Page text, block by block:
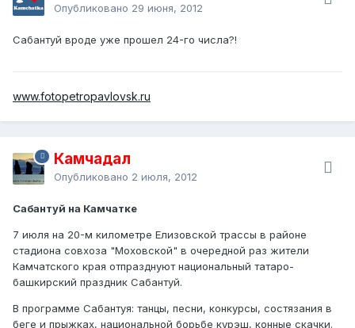
Опубликовано 29 июня, 2012
Сабантуй вроде уже прошел 24-го числа?!
www.fotopetropavlovsk.ru
Камчадал
Опубликовано 2 июля, 2012
Сабантуй на Камчатке
7 июля на 20-м километре Елизовской трассы в районе
стадиона совхоза "Моховской" в очередной раз жители
Камчатского края отпразднуют национальный татаро-
башкирский праздник Сабантуй.
В программе Сабантуя: танцы, песни, конкурсы, состязания в
беге и прыжках, национальной борьбе курэш, конные скачки.